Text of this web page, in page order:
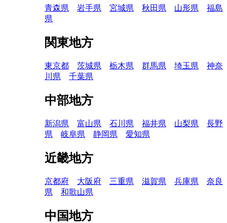
青森県 岩手県 宮城県 秋田県 山形県
福島
県
関東地方
東京都 茨城県 栃木県 群馬県 埼玉県
神奈
川県
千葉県
中部地方
新潟県 富山県 石川県 福井県 山梨県
長野
県
岐阜県 静岡県 愛知県
近畿地方
京都府 大阪府 三重県 滋賀県 兵庫県
奈良
県
和歌山県
中国地方